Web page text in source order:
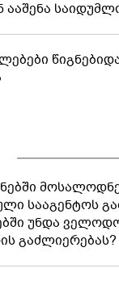
ააშენა
სააგენტოს
უნდა
გაძლიერებას?